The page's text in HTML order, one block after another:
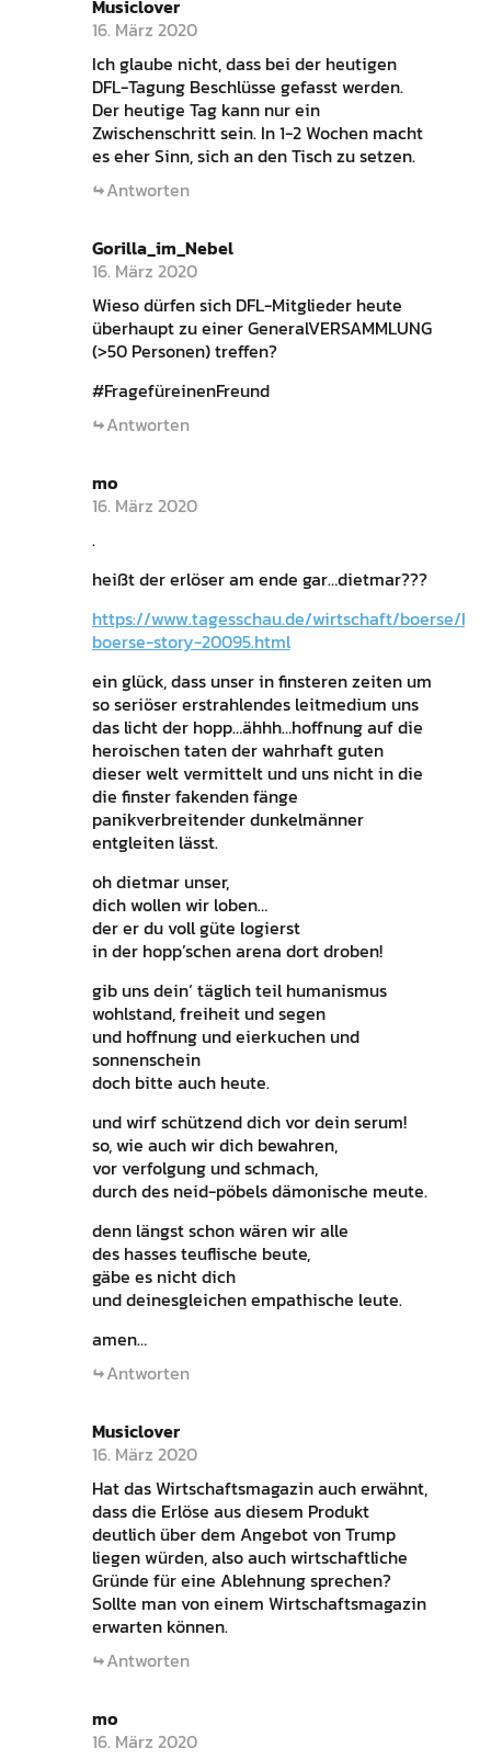
Musiclover
16. März 2020
Ich glaube nicht, dass bei der heutigen
DFL-Tagung Beschlüsse gefasst werden.
Der heutige Tag kann nur ein
Zwischenschritt sein. In 1-2 Wochen macht
es eher Sinn, sich an den Tisch zu setzen.
Antworten
Gorilla_im_Nebel
16. März 2020
Wieso dürfen sich DFL-Mitglieder heute
überhaupt zu einer GeneralVERSAMMLUNG
(>50 Personen) treffen?
#FragefüreinenFreund
Antworten
mo
16. März 2020
.
heißt der erlöser am ende gar…dietmar???
https://www.tagesschau.de/wirtschaft/boerse/hr-
boerse-story-20095.html
ein glück, dass unser in finsteren zeiten um
so seriöser erstrahlendes leitmedium uns
das licht der hopp…ähhh…hoffnung auf die
heroischen taten der wahrhaft guten
dieser welt vermittelt und uns nicht in die
die finster fakenden fänge
panikverbreitender dunkelmänner
entgleiten lässt.
oh dietmar unser,
dich wollen wir loben…
der er du voll güte logierst
in der hopp’schen arena dort droben!
gib uns dein‘ täglich teil humanismus
wohlstand, freiheit und segen
und hoffnung und eierkuchen und
sonnenschein
doch bitte auch heute.
und wirf schützend dich vor dein serum!
so, wie auch wir dich bewahren,
vor verfolgung und schmach,
durch des neid-pöbels dämonische meute.
denn längst schon wären wir alle
des hasses teuflische beute,
gäbe es nicht dich
und deinesgleichen empathische leute.
amen…
Antworten
Musiclover
16. März 2020
Hat das Wirtschaftsmagazin auch erwähnt,
dass die Erlöse aus diesem Produkt
deutlich über dem Angebot von Trump
liegen würden, also auch wirtschaftliche
Gründe für eine Ablehnung sprechen?
Sollte man von einem Wirtschaftsmagazin
erwarten können.
Antworten
mo
16. März 2020